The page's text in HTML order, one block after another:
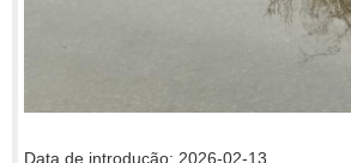
Data de introdução: 2026-02-13